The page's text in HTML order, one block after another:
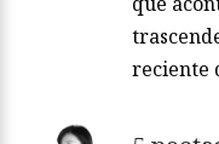
reciente